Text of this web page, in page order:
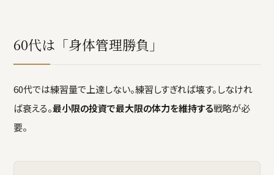
60代は「身体管理勝負」
60代では練習量で上達しない。練習しすぎれば壊す。しなけれ
ば衰える。最小限の投資で最大限の体力を維持する戦略が必
要。